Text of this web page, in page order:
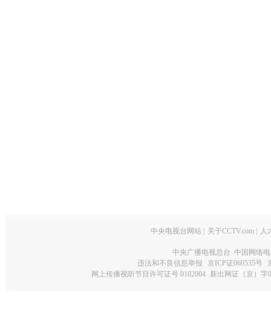
中央电视台网站 关于CCTV.com 人
中央广播电视总台 中国网络
违法和不良信息举报
京ICP证060535号
网上传播视听节目许可证号 0102004 新出网证（京）